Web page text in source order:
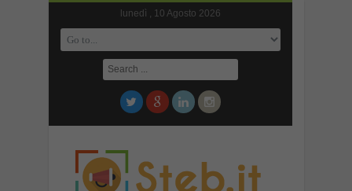
lunedì , 10 Agosto 2026